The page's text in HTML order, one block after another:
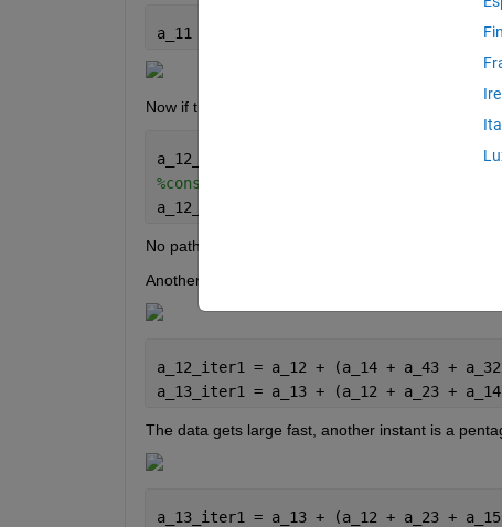
a_11 = 0; a_12 = 0.2; a_13 = 0.6;
Now if the value for example, the path between 1-
a_12_iter1 = a_12 + (a_13 + a_32)
%
%considering the initial pairwise
a_12_iter1 = 0.2 + (0.6 - 0.3) = 0.5
No path is chosen twice.
Another example is having 4 points (square):
a_12_iter1 = a_12 + (a_14 + a_43 +
a_13_iter1 = a_13 + (a_12 + a_23 +
The data gets large fast, another instant is a
a_13_iter1 = a_13 + (a_12 + a_23 +